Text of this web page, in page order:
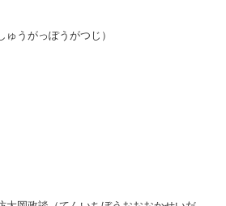
うがっぽうがつじ）